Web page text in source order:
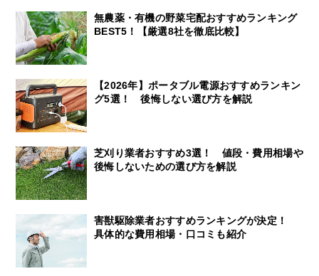
無農薬・有機の野菜宅配おすすめランキング
BEST5！【厳選8社を徹底比較】
【2026年】ポータブル電源おすすめランキン
グ5選！ 後悔しない選び方を解説
芝刈り業者おすすめ3選！ 値段・費用相場や
後悔しないための選び方を解説
害獣駆除業者おすすめランキングが決定！
具体的な費用相場・口コミも紹介